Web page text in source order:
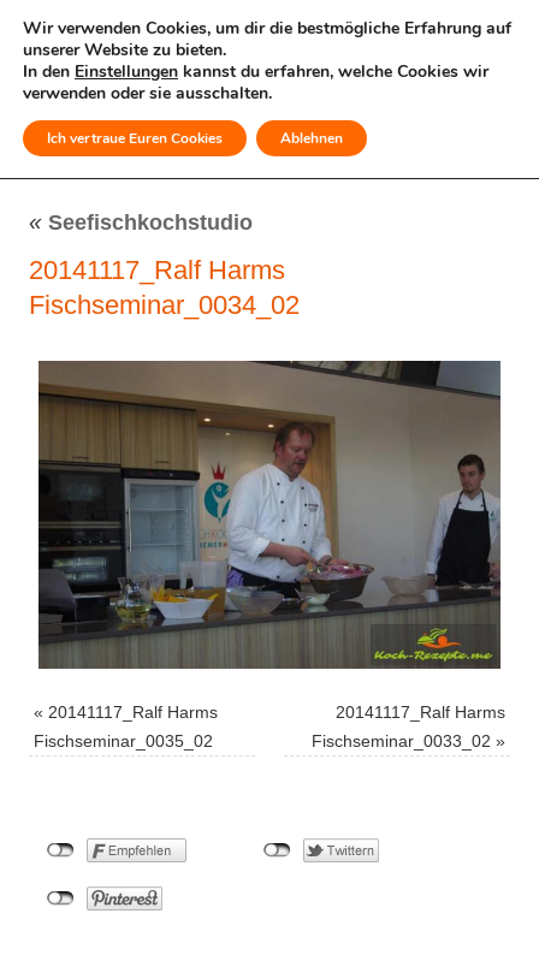
MENÜ
« Seefischkochstudio
20141117_Ralf Harms
Fischseminar_0034_02
« 20141117_Ralf Harms
Fischseminar_0035_02
20141117_Ralf Harms
Fischseminar_0033_02 »
Wir verwenden Cookies, um dir die bestmögliche Erfahrung auf
unserer Website zu bieten.
In den Einstellungen kannst du erfahren, welche Cookies wir
verwenden oder sie ausschalten.
Ich vertraue Euren Cookies Ablehnen